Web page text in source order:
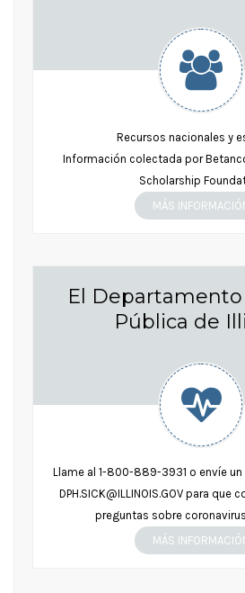
Recursos nacionales y
Información colectada por
Scholarship
MÁS
El Departamento
Pública de
Llame al 1-800-889-3931 o envíe
DPH.SICK@ILLINOIS.GOV para
preguntas sobre coronavirus
MÁS